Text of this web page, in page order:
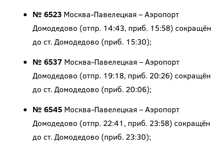
№ 6523Москва-Павелецкая – Аэропорт
Домодедово (отпр. 14:43, приб. 15:58) сокращён
до ст. Домодедово (приб. 15:30);
№ 6537 Москва-Павелецкая – Аэропорт
Домодедово (отпр. 19:18, приб. 20:26) сокращён
до ст. Домодедово (приб. 20:06);
№ 6545Москва-Павелецкая – Аэропорт
Домодедово (отпр. 22:41, приб. 23:58) сокращён
до ст. Домодедово (приб. 23:30);